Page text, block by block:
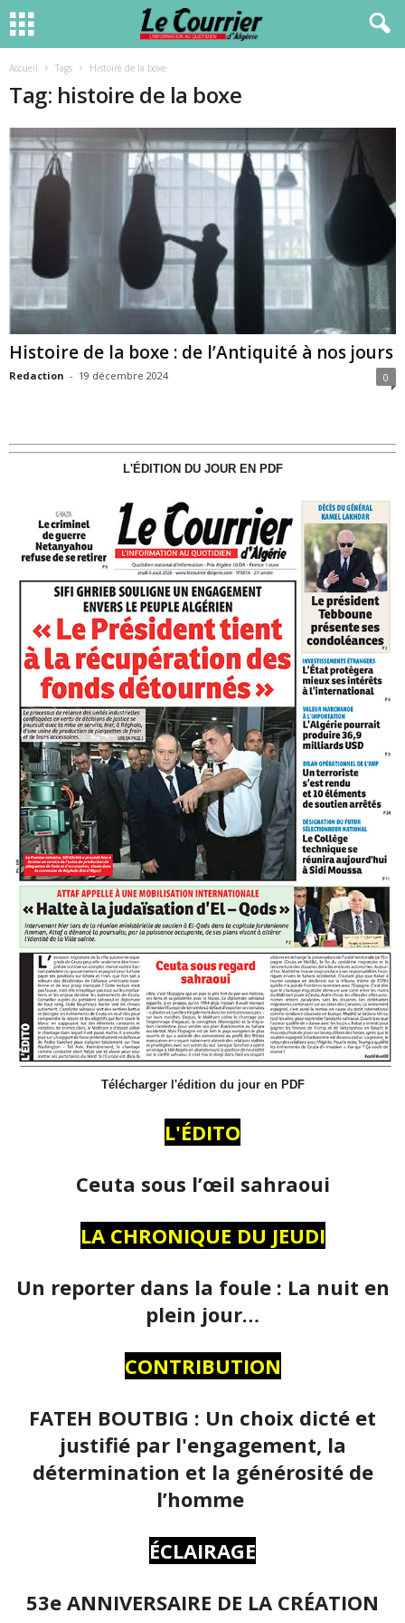
Accueil Tags Histoire de la boxe
Tag: histoire de la boxe
Histoire de la boxe : de l’Antiquité à nos jours
Redaction - 19 décembre 2024 0
L'ÉDITION DU JOUR EN PDF
Télécharger l'édition du jour en PDF
L'ÉDITO
Ceuta sous l’œil sahraoui
LA CHRONIQUE DU JEUDI
Un reporter dans la foule : La nuit en
plein jour…
CONTRIBUTION
FATEH BOUTBIG : Un choix dicté et
justifié par l'engagement, la
détermination et la générosité de
l’homme
ÉCLAIRAGE
53e ANNIVERSAIRE DE LA CRÉATION